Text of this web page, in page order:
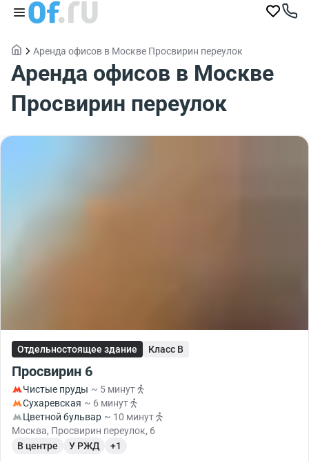
Аренда офисов в Москве Просвирин переулок
Аренда офисов в Москве
Просвирин переулок
Отдельностоящее здание Класс B
Просвирин 6
Чистые пруды ~ 5 минут
Сухаревская ~ 6 минут
Цветной бульвар ~ 10 минут
Москва, Просвирин переулок, 6
В центре
У РЖД +1